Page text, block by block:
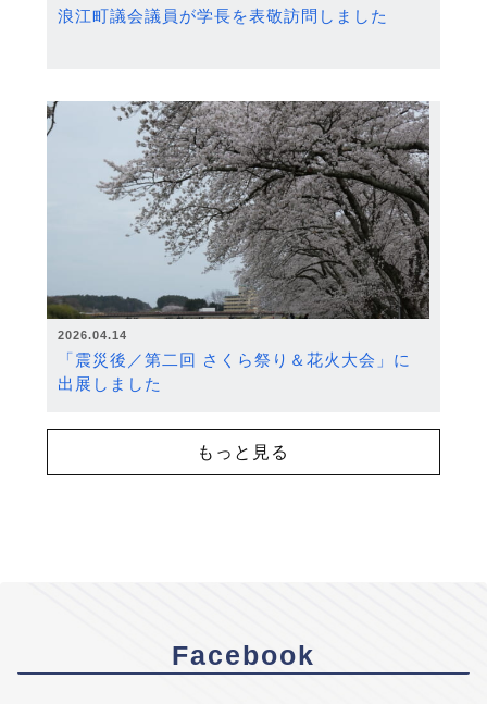
浪江町議会議員が学長を表敬訪問しました
2026.04.14
「震災後／第二回 さくら祭り＆花火大会」に
出展しました
もっと見る
Facebook